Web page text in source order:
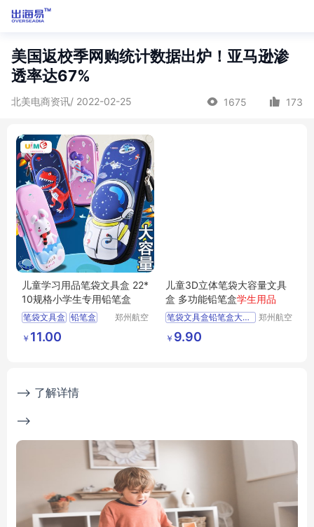
美国返校季网购统计数据出炉！亚马逊渗
透率达67%
北美电商资讯/ 2022-02-25 1675 173
儿童学习用品笔袋文具盒 22*
10规格小学生专用铅笔盒
笔袋文具盒 铅笔盒
小学生笔盒
儿童学习用品
郑州航空
￥ 11.00
儿童3D立体笔袋大容量文具
盒 多功能铅笔盒学生用品
笔袋文具盒铅笔盒大容量
3D立体多隔层小学生
笔盒儿童学习用品
郑州航空
￥ 9.90
--> 了解详情
-->